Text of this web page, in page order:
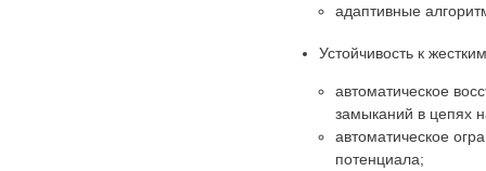
адаптивные
Устойчивость к
автоматическое
замыканий в цепях
автоматическое
потенциала;